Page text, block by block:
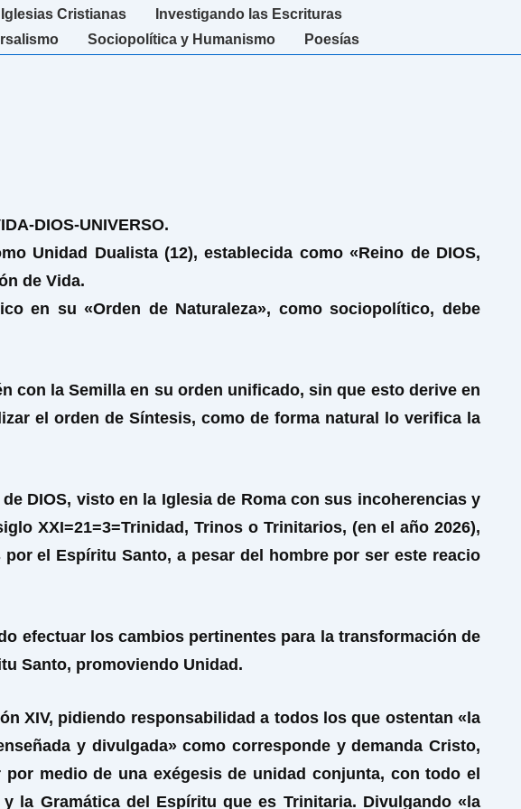
Cristianas
Investigando las Escrituras
Sociopolítica y Humanismo Poesías
DIOS-UNIVERSO.
Unidad Dualista (12), establecida como «Reino de DIOS,
de Vida.
en su «Orden de Naturaleza», como sociopolítico, debe
con la Semilla en su orden unificado, sin que esto derive en
el orden de Síntesis, como de forma natural lo verifica la
DIOS, visto en la Iglesia de Roma con sus incoherencias y
XXI=21=3=Trinidad, Trinos o Trinitarios, (en el año 2026),
el Espíritu Santo, a pesar del hombre por ser este reacio
efectuar los cambios pertinentes para la transformación de
Santo, promoviendo Unidad.
XIV, pidiendo responsabilidad a todos los que ostentan «la
y divulgada» como corresponde y demanda Cristo,
medio de una exégesis de unidad conjunta, con todo el
la Gramática del Espíritu que es Trinitaria. Divulgando «la